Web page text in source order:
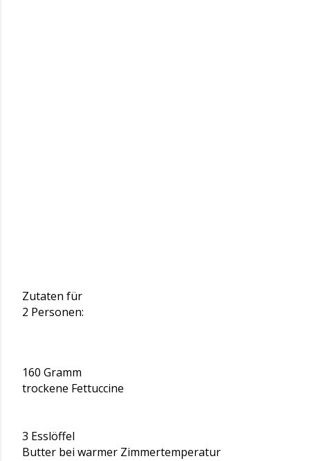
Zutaten für
2 Personen:
160 Gramm
trockene Fettuccine
3 Esslöffel
Butter bei warmer Zimmertemperatur